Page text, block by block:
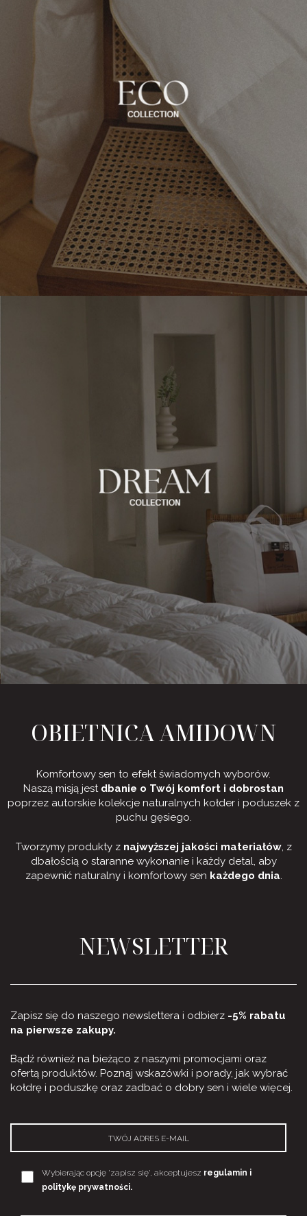
OBIETNICA AMIDOWN
Komfortowy sen to efekt świadomych wyborów.
Naszą misją jest dbanie o Twój komfort i dobrostan
poprzez autorskie kolekcje naturalnych kołder i poduszek z
puchu gęsiego.
Tworzymy produkty z najwyższej jakości materiałów, z
dbałością o staranne wykonanie i każdy detal, aby
zapewnić naturalny i komfortowy sen każdego dnia
NEWSLETTER
Zapisz się do naszego newslettera i odbierz -5% rabatu
na pierwsze zakupy.
Bądź również na bieżąco z naszymi promocjami oraz
ofertą produktów. Poznaj wskazówki i porady, jak wybrać
kołdrę i poduszkę oraz zadbać o dobry sen i wiele więcej.
Wybierając opcję 'zapisz się', akceptujesz regulamin i
politykę prywatności.